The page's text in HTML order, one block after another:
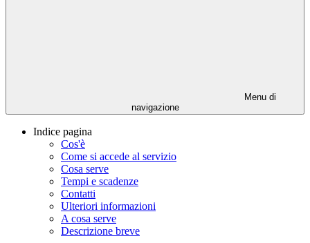
Menu di
navigazione
Indice pagina
Cos'è
Come si accede al servizio
Cosa serve
Tempi e scadenze
Contatti
Ulteriori informazioni
A cosa serve
Descrizione breve